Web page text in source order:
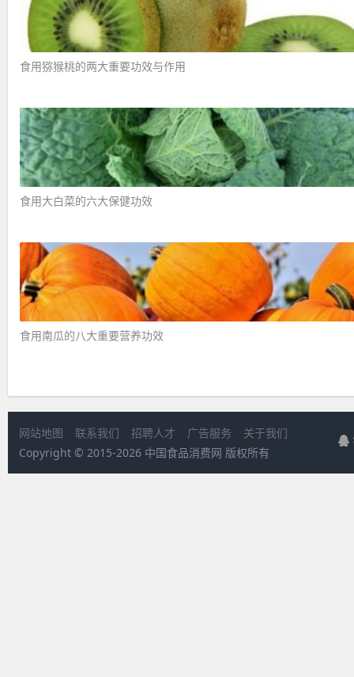
食用猕猴桃的两大重要功效与作用 ​
食用大白菜的六大保健功效 ​
食用南瓜的八大重要营养功效 ​
网站地图 联系我们 招聘人才 广告服务
关于我们
Copyright © 2015-2026 中国食品消费网 版权所有